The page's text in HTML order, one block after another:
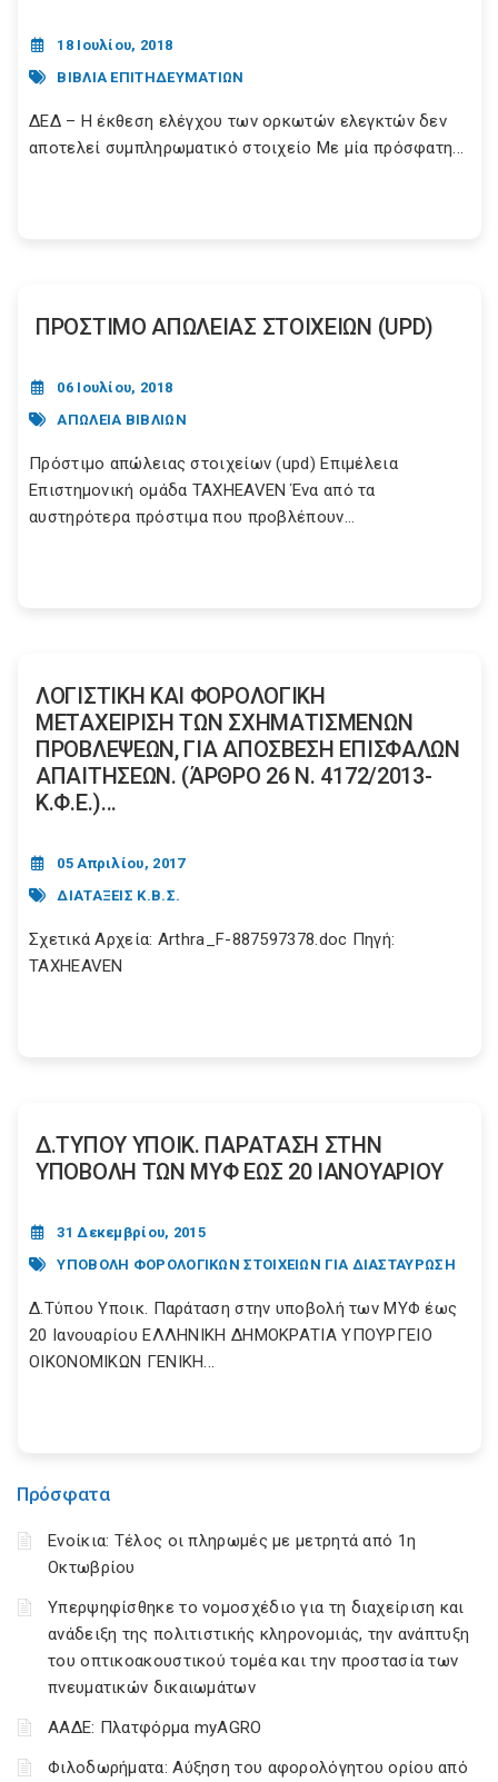
Πρόσφατα
Ενοίκια: Τέλος οι πληρωμές με μετρητά από 1η
Οκτωβρίου
Υπερψηφίσθηκε το νομοσχέδιο για τη διαχείριση και
ανάδειξη της πολιτιστικής κληρονομιάς, την ανάπτυξη
του οπτικοακουστικού τομέα και την προστασία των
πνευματικών δικαιωμάτων
ΑΑΔΕ: Πλατφόρμα myAGRO
Φιλοδωρήματα: Αύξηση του αφορολόγητου ορίου από
18 Ιουλίου, 2018
ΒΙΒΛΙΑ ΕΠΙΤΗΔΕΥΜΑΤΙΩΝ
ΔΕΔ – Η έκθεση ελέγχου των ορκωτών ελεγκτών δεν
αποτελεί συμπληρωματικό στοιχείο Με μία πρόσφατη...
ΠΡΟΣΤΙΜΟ ΑΠΩΛΕΙΑΣ ΣΤΟΙΧΕΙΩΝ (UPD)
06 Ιουλίου, 2018
ΑΠΩΛΕΙΑ ΒΙΒΛΙΩΝ
Πρόστιμο απώλειας στοιχείων (upd) Επιμέλεια
Επιστημονική ομάδα TAXHEAVEN Ένα από τα
αυστηρότερα πρόστιμα που προβλέπουν...
ΛΟΓΙΣΤΙΚΗ ΚΑΙ ΦΟΡΟΛΟΓΙΚΗ
ΜΕΤΑΧΕΙΡΙΣΗ ΤΩΝ ΣΧΗΜΑΤΙΣΜΕΝΩΝ
ΠΡΟΒΛΕΨΕΩΝ, ΓΙΑ ΑΠΟΣΒΕΣΗ ΕΠΙΣΦΑΛΩΝ
ΑΠΑΙΤΗΣΕΩΝ. (ΆΡΘΡΟ 26 Ν. 4172/2013-
Κ.Φ.Ε.)...
05 Απριλίου, 2017
ΔΙΑΤΑΞΕΙΣ Κ.Β.Σ.
Σχετικά Αρχεία: Arthra_F-887597378.doc Πηγή:
TAXHEAVEN
Δ.ΤΥΠΟΥ ΥΠΟΙΚ. ΠΑΡΑΤΑΣΗ ΣΤΗΝ
ΥΠΟΒΟΛΗ ΤΩΝ ΜΥΦ ΕΩΣ 20 ΙΑΝΟΥΑΡΙΟΥ
31 Δεκεμβρίου, 2015
ΥΠΟΒΟΛΗ ΦΟΡΟΛΟΓΙΚΩΝ ΣΤΟΙΧΕΙΩΝ ΓΙΑ ΔΙΑΣΤΑΥΡΩΣΗ
Δ.Τύπου Υποικ. Παράταση στην υποβολή των ΜΥΦ έως
20 Ιανουαρίου ΕΛΛΗΝΙΚΗ ΔΗΜΟΚΡΑΤΙΑ ΥΠΟΥΡΓΕΙΟ
ΟΙΚΟΝΟΜΙΚΩΝ ΓΕΝΙΚΗ...